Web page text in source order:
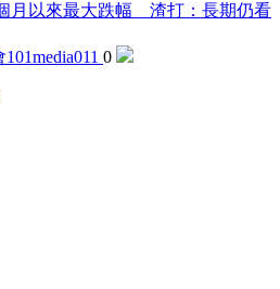
月以來最大跌幅 渣打：長期仍看
101media011 0